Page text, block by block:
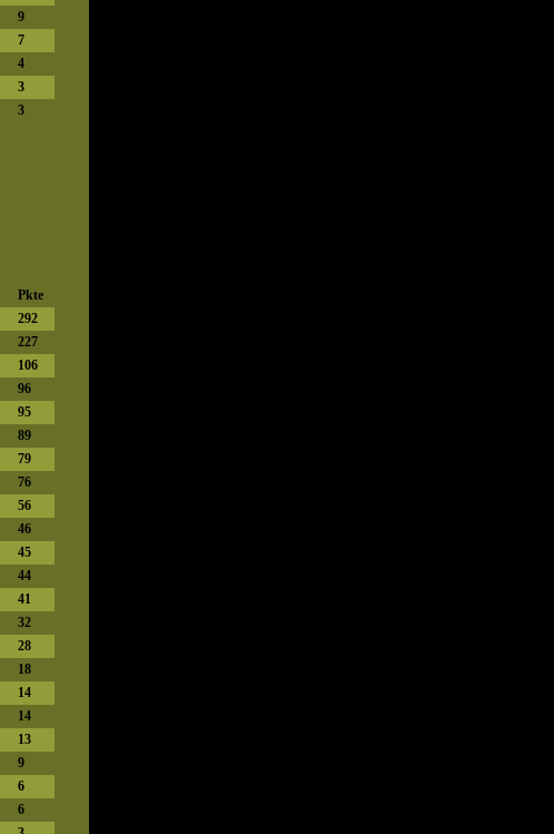
9
7
4
3
3
Pkte
292
227
106
96
95
89
79
76
56
46
45
44
41
32
28
18
14
14
13
9
6
6